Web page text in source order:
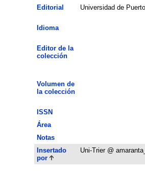
Editorial
Universidad de
Idioma
Editor de la
colección
Volumen de
la colección
ISSN
Área
Notas
Insertado
por
Uni-Trier @